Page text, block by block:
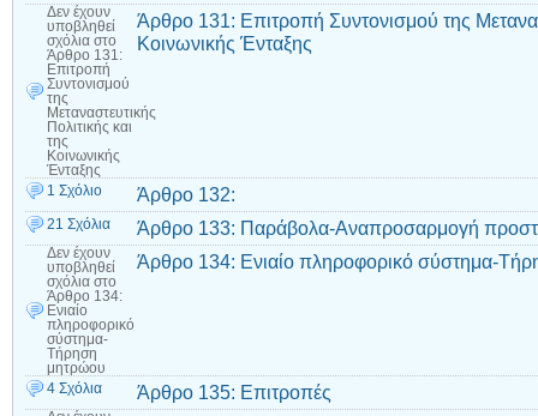
Δεν έχουν
υποβληθεί
σχόλια στο
Άρθρο 131:
Επιτροπή
Συντονισμού
της
Μεταναστευτικής
Πολιτικής και
της
Κοινωνικής
Ένταξης
Άρθρο 131: Επιτροπή Συντονισμού της
Κοινωνικής Ένταξης
1 Σχόλιο Άρθρο 132:
21 Σχόλια Άρθρο 133: Παράβολα-Αναπροσαρμογή
Δεν έχουν
υποβληθεί
σχόλια στο
Άρθρο 134:
Ενιαίο
πληροφορικό
σύστημα-
Τήρηση
μητρώου
Άρθρο 134: Ενιαίο πληροφορικό σύστημα-
4 Σχόλια Άρθρο 135: Επιτροπές